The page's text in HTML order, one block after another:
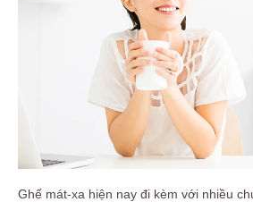
Ghế mát-xa hiện nay đi kèm với nhiều